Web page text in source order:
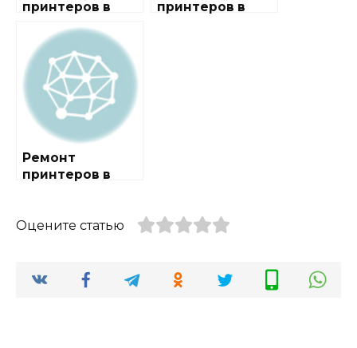
принтеров в
Киевский
принтеров в
Ремонт
принтеров в
Оцените статью